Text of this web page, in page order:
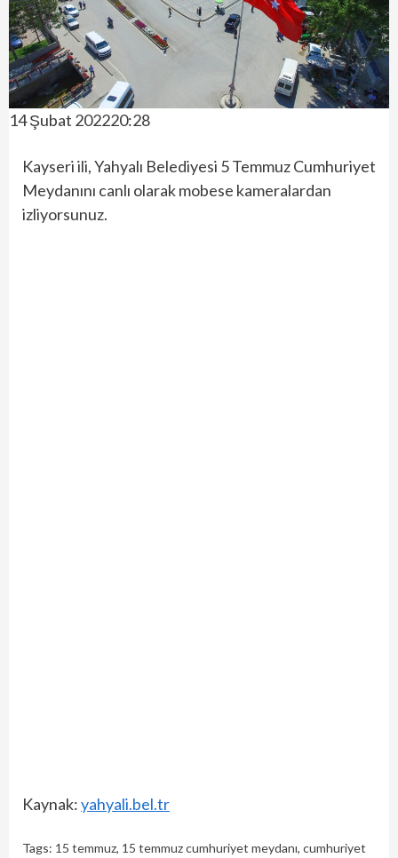
14 Şubat 202220:28
Kayseri ili, Yahyalı Belediyesi 5 Temmuz Cumhuriyet
Meydanını canlı olarak mobese kameralardan
izliyorsunuz.
Kaynak:yahyali.bel.tr
Tags: 15 temmuz, 15 temmuz cumhuriyet meydanı, cumhuriyet